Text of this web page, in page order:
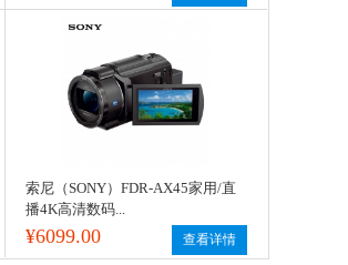
索尼（SONY）FDR-AX45家用/直
播4K高清数码...
¥6099.00 查看详情